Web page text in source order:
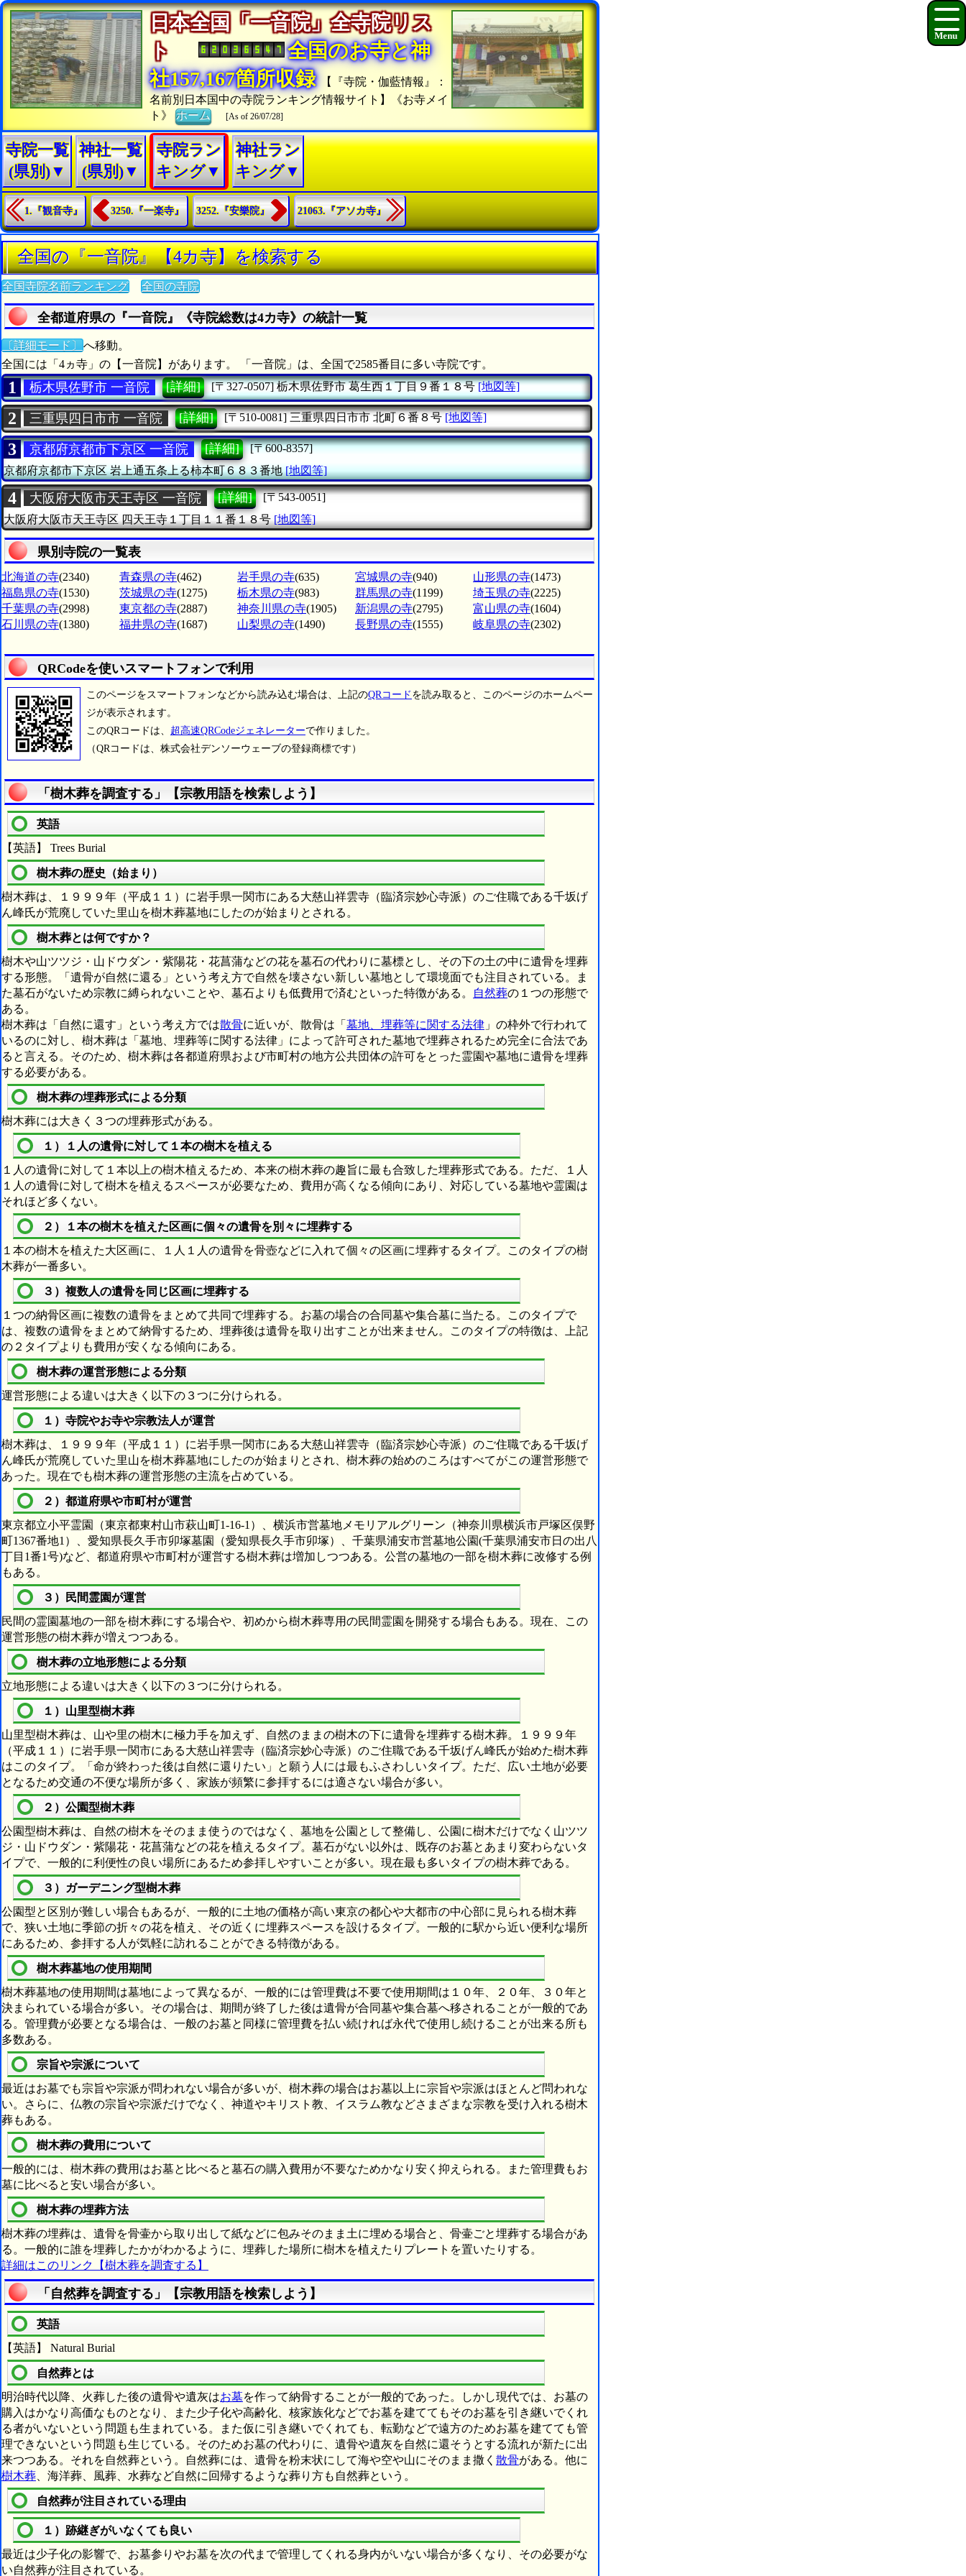
日本全国「一音院」全寺院リス
ト
全国のお寺と神
社157,167箇所収録
【『寺院・伽藍情報』：
名前別日本国中の寺院ランキング情報サイト】《お寺メイ
ト》ホーム [As of 26/07/28]
寺院一覧
(県別)▼
神社一覧
(県別)▼
寺院ラン
キング▼
神社ラン
キング▼
1.『観音寺』 3250.『一楽寺』 3252.『安樂院』 21063.『アソカ寺』
全国の『一音院』【4カ寺】を検索する
全国寺院名前ランキング 全国の寺院
全都道府県の『一音院』《寺院総数は4カ寺》の統計一覧
〔詳細モード〕 へ移動。
全国には「4ヵ寺」の【一音院】があります。 「一音院」は、全国で2585番目に多い寺院です。
1 栃木県佐野市 一音院 [詳細] [〒327-0507] 栃木県佐野市葛生西１丁目９番１８号 [地図等]
2 三重県四日市市 一音院 [詳細] [〒510-0081] 三重県四日市市 北町６番８号 [地図等]
3 京都府京都市下京区 一音院 [詳細]
[〒600-8357]
京都府京都市下京区岩上通五条上る柿本町６８３番地 [地図等]
4 大阪府大阪市天王寺区 一音院 [詳細]
[〒543-0051]
大阪府大阪市天王寺区 四天王寺１丁目１１番１８号 [地図等]
県別寺院の一覧表
北海道の寺(2340) 青森県の寺(462) 岩手県の寺(635) 宮城県の寺(940) 山形県の寺(1473)
福島県の寺(1530) 茨城県の寺(1275) 栃木県の寺(983) 群馬県の寺(1199) 埼玉県の寺(2225)
千葉県の寺(2998) 東京都の寺(2887) 神奈川県の寺(1905) 新潟県の寺(2795) 富山県の寺(1604)
石川県の寺(1380) 福井県の寺(1687) 山梨県の寺(1490) 長野県の寺(1555) 岐阜県の寺(2302)
QRCodeを使いスマートフォンで利用
このページをスマートフォンなどから読み込む場合は、上記のQRコード を読み取ると、このページのホームペー
ジが表示されます。
このQRコードは、 超高速QRCodeジェネレーターで作りました。
（QRコードは、株式会社デンソーウェーブの登録商標です）
「樹木葬を調査する」【宗教用語を検索しよう】
英語
【英語】 Trees Burial
樹木葬の歴史（始まり）
樹木葬は、１９９９年（平成１１）に岩手県一関市にある大慈山祥雲寺（臨済宗妙心寺派）のご住職である千坂げ
ん峰氏が荒廃していた里山を樹木葬墓地にしたのが始まりとされる。
樹木葬とは何ですか？
樹木や山ツツジ・山ドウダン・紫陽花・花菖蒲などの花を墓石の代わりに墓標とし、その下の土の中に遺骨を埋葬
する形態。「遺骨が自然に還る」という考え方で自然を壊さない新しい墓地として環境面でも注目されている。ま
た墓石がないため宗教に縛られないことや、墓石よりも低費用で済むといった特徴がある。
自然葬の１つの形態で
ある。
樹木葬は「自然に還す」という考え方では散骨に近いが、散骨は「 墓地、埋葬等に関する法律 」の枠外で行われて
いるのに対し、樹木葬は「墓地、埋葬等に関する法律」によって許可された墓地で埋葬されるため完全に合法であ
ると言える。そのため、樹木葬は各都道府県および市町村の地方公共団体の許可をとった霊園や墓地に遺骨を埋葬
する必要がある。
樹木葬の埋葬形式による分類
樹木葬には大きく３つの埋葬形式がある。
１）１人の遺骨に対して１本の樹木を植える
１人の遺骨に対して１本以上の樹木植えるため、本来の樹木葬の趣旨に最も合致した埋葬形式である。ただ、１人
１人の遺骨に対して樹木を植えるスペースが必要なため、費用が高くなる傾向にあり、対応している墓地や霊園は
それほど多くない。
２）１本の樹木を植えた区画に個々の遺骨を別々に埋葬する
１本の樹木を植えた大区画に、１人１人の遺骨を骨壺などに入れて個々の区画に埋葬するタイプ。このタイプの樹
木葬が一番多い。
３）複数人の遺骨を同じ区画に埋葬する
１つの納骨区画に複数の遺骨をまとめて共同で埋葬する。お墓の場合の合同墓や集合墓に当たる。このタイプで
は、複数の遺骨をまとめて納骨するため、埋葬後は遺骨を取り出すことが出来ません。このタイプの特徴は、上記
の２タイプよりも費用が安くなる傾向にある。
樹木葬の運営形態による分類
運営形態による違いは大きく以下の３つに分けられる。
１）寺院やお寺や宗教法人が運営
樹木葬は、１９９９年（平成１１）に岩手県一関市にある大慈山祥雲寺（臨済宗妙心寺派）のご住職である千坂げ
ん峰氏が荒廃していた里山を樹木葬墓地にしたのが始まりとされ、樹木葬の始めのころはすべてがこの運営形態で
あった。現在でも樹木葬の運営形態の主流を占めている。
２）都道府県や市町村が運営
東京都立小平霊園（東京都東村山市萩山町1-16-1）、横浜市営墓地メモリアルグリーン（神奈川県横浜市戸塚区俣野
町1367番地1）、愛知県長久手市卯塚墓園（愛知県長久手市卯塚）、千葉県浦安市営墓地公園(千葉県浦安市日の出八
丁目1番1号)など、都道府県や市町村が運営する樹木葬は増加しつつある。公営の墓地の一部を樹木葬に改修する例
もある。
３）民間霊園が運営
民間の霊園墓地の一部を樹木葬にする場合や、初めから樹木葬専用の民間霊園を開発する場合もある。現在、この
運営形態の樹木葬が増えつつある。
樹木葬の立地形態による分類
立地形態による違いは大きく以下の３つに分けられる。
１）山里型樹木葬
山里型樹木葬は、山や里の樹木に極力手を加えず、自然のままの樹木の下に遺骨を埋葬する樹木葬。１９９９年
（平成１１）に岩手県一関市にある大慈山祥雲寺（臨済宗妙心寺派）のご住職である千坂げん峰氏が始めた樹木葬
はこのタイプ。「命が終わった後は自然に還りたい」と願う人には最もふさわしいタイプ。ただ、広い土地が必要
となるため交通の不便な場所が多く、家族が頻繁に参拝するには適さない場合が多い。
２）公園型樹木葬
公園型樹木葬は、自然の樹木をそのまま使うのではなく、墓地を公園として整備し、公園に樹木だけでなく山ツツ
ジ・山ドウダン・紫陽花・花菖蒲などの花を植えるタイプ。墓石がない以外は、既存のお墓とあまり変わらないタ
イプで、一般的に利便性の良い場所にあるため参拝しやすいことが多い。現在最も多いタイプの樹木葬である。
３）ガーデニング型樹木葬
公園型と区別が難しい場合もあるが、一般的に土地の価格が高い東京の都心や大都市の中心部に見られる樹木葬
で、狭い土地に季節の折々の花を植え、その近くに埋葬スペースを設けるタイプ。一般的に駅から近い便利な場所
にあるため、参拝する人が気軽に訪れることができる特徴がある。
樹木葬墓地の使用期間
樹木葬墓地の使用期間は墓地によって異なるが、一般的には管理費は不要で使用期間は１０年、２０年、３０年と
決まられている場合が多い。その場合は、期間が終了した後は遺骨が合同墓や集合墓へ移されることが一般的であ
る。管理費が必要となる場合は、一般のお墓と同様に管理費を払い続ければ永代で使用し続けることが出来る所も
多数ある。
宗旨や宗派について
最近はお墓でも宗旨や宗派が問われない場合が多いが、樹木葬の場合はお墓以上に宗旨や宗派はほとんど問われな
い。さらに、仏教の宗旨や宗派だけでなく、神道やキリスト教、イスラム教などさまざまな宗教を受け入れる樹木
葬もある。
樹木葬の費用について
一般的には、樹木葬の費用はお墓と比べると墓石の購入費用が不要なためかなり安く抑えられる。また管理費もお
墓に比べると安い場合が多い。
樹木葬の埋葬方法
樹木葬の埋葬は、遺骨を骨壷から取り出して紙などに包みそのまま土に埋める場合と、骨壷ごと埋葬する場合があ
る。一般的に誰を埋葬したかがわかるように、埋葬した場所に樹木を植えたりプレートを置いたりする。
詳細はこのリンク【樹木葬を調査する】
「自然葬を調査する」【宗教用語を検索しよう】
英語
【英語】 Natural Burial
自然葬とは
明治時代以降、火葬した後の遺骨や遺灰はお墓を作って納骨することが一般的であった。しかし現代では、お墓の
購入はかなり高価なものとなり、また少子化や高齢化、核家族化などでお墓を建ててもそのお墓を引き継いでくれ
る者がいないという問題も生まれている。また仮に引き継いでくれても、転勤などで遠方のためお墓を建てても管
理できないという問題も生じている。そのためお墓の代わりに、遺骨や遺灰を自然に還そうとする流れが新たに出
来つつある。それを自然葬という。自然葬には、遺骨を粉末状にして海や空や山にそのまま撒く 散骨がある。他に
樹木葬 、海洋葬、風葬、水葬など自然に回帰するような葬り方も自然葬という。
自然葬が注目されている理由
１）跡継ぎがいなくても良い
最近は少子化の影響で、お墓参りやお墓を次の代まで管理してくれる身内がいない場合が多くなり、その必要がな
い自然葬が注目されている。